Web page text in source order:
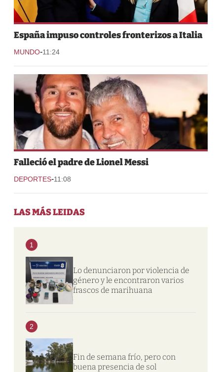
España impuso controles fronterizos a Italia
MUNDO-11:24
Falleció el padre de Lionel Messi
DEPORTES-11:08
LAS MÁS LEIDAS
1
Lo denunciaron por violencia de
género y le encontraron varios
frascos de marihuana
2
Fin de semana frío, pero con
buena presencia de sol